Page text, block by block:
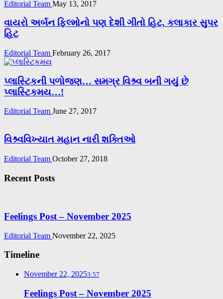
Editorial Team May 13, 2017
વાયરો અર્બન ફિલ્મોનો પણ દેશી ગીતો હિટ, કલાકાર સુપર
હિટ
Editorial Team February 26, 2017
પ્લાસ્ટિકની પળોજણ… સમગ્ર વિશ્ર્વ બની ગયું છે
પ્લાસ્ટિકમય…!
Editorial Team June 27, 2017
વિશ્ર્વવિખ્યાત મહાન નારી શક્તિઓ
Editorial Team October 27, 2018
Recent Posts
Feelings Post – November 2025
Editorial Team November 22, 2025
Timeline
November 22, 20253:57
Feelings Post – November 2025